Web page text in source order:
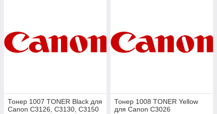
Тонер 1007 TONER Black для
Canon C3126, C3130, C3150
Тонер 1008 TONER Yellow
для Canon C3026